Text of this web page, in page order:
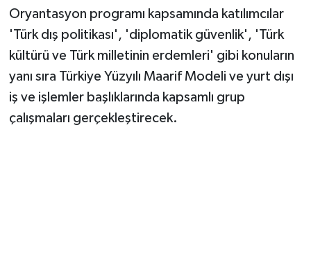
Oryantasyon programı kapsamında katılımcılar
'Türk dış politikası', 'diplomatik güvenlik', 'Türk
kültürü ve Türk milletinin erdemleri' gibi konuların
yanı sıra Türkiye Yüzyılı Maarif Modeli ve yurt dışı
iş ve işlemler başlıklarında kapsamlı grup
çalışmaları gerçekleştirecek.